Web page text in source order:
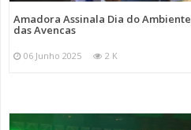
Amadora Assinala Dia do
das Avencas
06 Junho 2025 2 K